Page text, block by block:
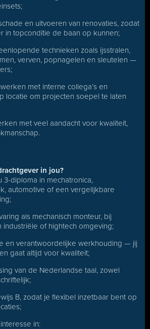
en uitvoeren van renovaties, zodat
in topconditie de baan op kunnen;
technieken zoals ijsstralen,
verven, popnagelen en sleutelen —
met interne collega’s en
locatie om projecten soepel te laten
met veel aandacht voor kwaliteit,
in jou?
3-diploma in mechatronica,
automotive of een vergelijkbare
als mechanisch monteur, bij
industriële of hightech omgeving;
en verantwoordelijke werkhouding — jij
gaat altijd voor kwaliteit;
van de Nederlandse taal, zowel
B, zodat je flexibel inzetbaar bent op
in: